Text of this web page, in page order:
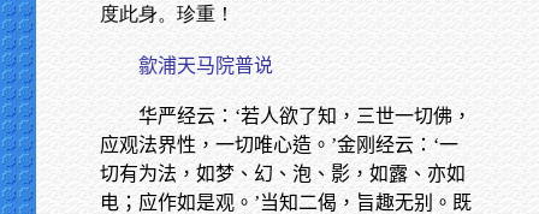
度此身。珍重！
歙浦天马院普说
华严经云：‘若人欲了知，三世一切佛，
应观法界性，一切唯心造。’金刚经云：‘一
切有为法，如梦、幻、泡、影，如露、亦如
电；应作如是观。’当知二偈，旨趣无别。既